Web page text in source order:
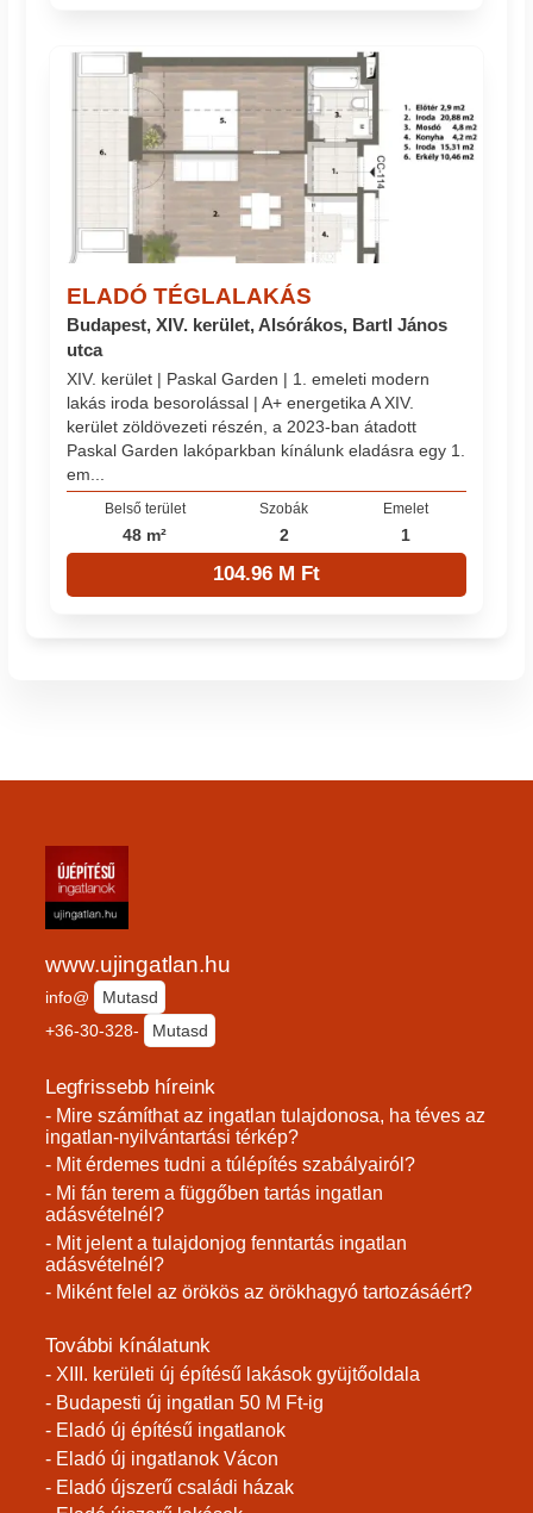
ELADÓ TÉGLALAKÁS
Budapest, XIV. kerület, Alsórákos, Bartl János
utca
XIV. kerület | Paskal Garden | 1. emeleti modern
lakás iroda besorolással | A+ energetika A XIV.
kerület zöldövezeti részén, a 2023-ban átadott
Paskal Garden lakóparkban kínálunk eladásra egy 1.
em...
Belső terület
48 m²
Szobák
2
Emelet
1
104.96 M Ft
www.ujingatlan.hu
info@
Mutasd
+36-30-328-
Mutasd
Legfrissebb híreink
- Mire számíthat az ingatlan tulajdonosa, ha téves az
ingatlan-nyilvántartási térkép?
- Mit érdemes tudni a túlépítés szabályairól?
- Mi fán terem a függőben tartás ingatlan
adásvételnél?
- Mit jelent a tulajdonjog fenntartás ingatlan
adásvételnél?
- Miként felel az örökös az örökhagyó tartozásáért?
További kínálatunk
- XIII. kerületi új építésű lakások gyüjtőoldala
- Budapesti új ingatlan 50 M Ft-ig
- Eladó új építésű ingatlanok
- Eladó új ingatlanok Vácon
- Eladó újszerű családi házak